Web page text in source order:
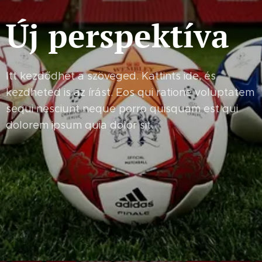
Új perspektíva
Itt kezdődhet a szöveged. Kattints ide, és
kezdheted is az írást. Eos qui ratione voluptatem
sequi nesciunt neque porro quisquam est qui
dolorem ipsum quia dolor sit.